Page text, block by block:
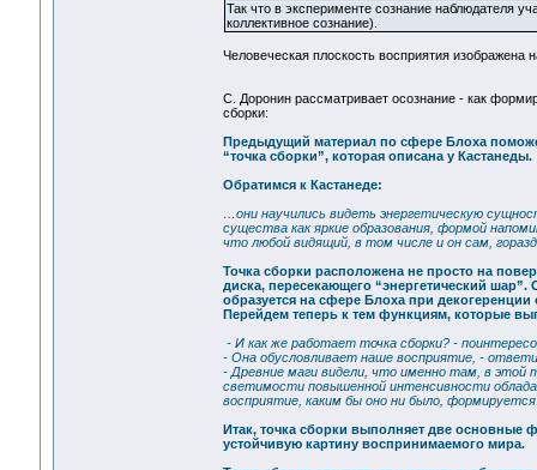
Так что в эксперименте сознание наблюдателя
коллективное сознание).
Человеческая плоскость восприятия
С. Доронин рассматривает осознание - как
сборки:
Предыдущий материал по сфере Блоха
“точка сборки”, которая описана у
Обратимся к Кастанеде:
…они научились видеть энергетическую
существа как яркие образования, формой
что любой видящий, в том числе и он сам,
Точка сборки расположена не просто на
диска, пересекающего “энергетический
образуется на сфере Блоха при декогеренции
Перейдем теперь к тем функциям, которые
- И как же работает точка сборки? -
- Она обусловливает наше восприятие, -
- Древние маги видели, что именно там, в этой
светимости повышенной интенсивности
восприятие, каким бы оно ни было,
Итак, точка сборки выполняет две основные
устойчивую картину воспринимаемого мира.